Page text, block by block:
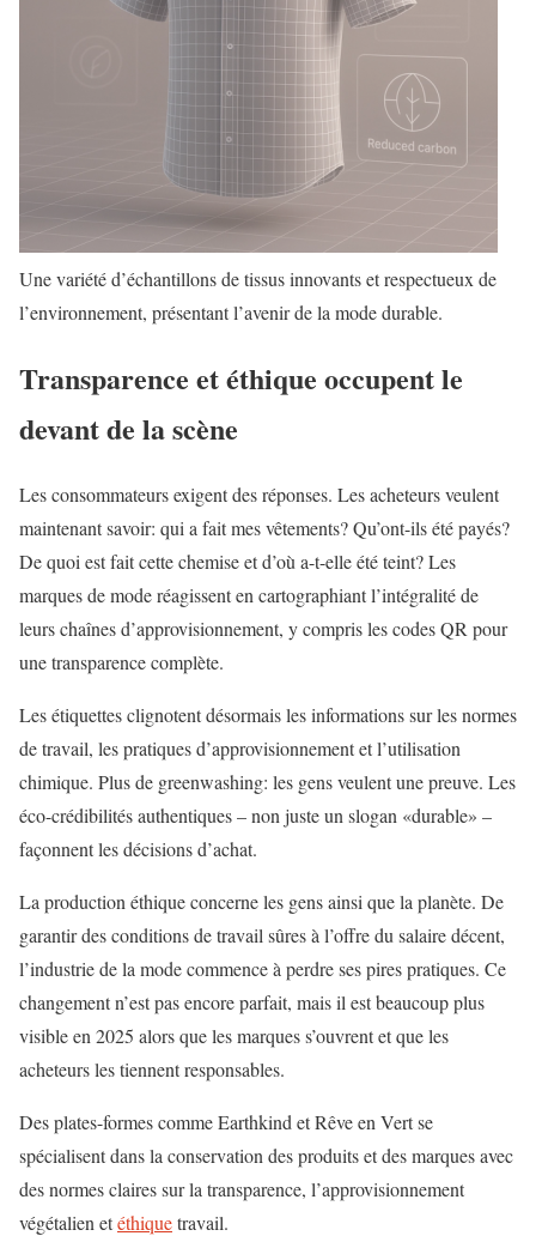
Une variété d’échantillons de tissus innovants et respectueux de
l’environnement, présentant l’avenir de la mode durable.
Transparence et éthique occupent le
devant de la scène
Les consommateurs exigent des réponses. Les acheteurs veulent
maintenant savoir: qui a fait mes vêtements? Qu’ont-ils été payés?
De quoi est fait cette chemise et d’où a-t-elle été teint? Les
marques de mode réagissent en cartographiant l’intégralité de
leurs chaînes d’approvisionnement, y compris les codes QR pour
une transparence complète.
Les étiquettes clignotent désormais les informations sur les normes
de travail, les pratiques d’approvisionnement et l’utilisation
chimique. Plus de greenwashing: les gens veulent une preuve. Les
éco-crédibilités authentiques – non juste un slogan «durable» –
façonnent les décisions d’achat.
La production éthique concerne les gens ainsi que la planète. De
garantir des conditions de travail sûres à l’offre du salaire décent,
l’industrie de la mode commence à perdre ses pires pratiques. Ce
changement n’est pas encore parfait, mais il est beaucoup plus
visible en 2025 alors que les marques s’ouvrent et que les
acheteurs les tiennent responsables.
Des plates-formes comme Earthkind et Rêve en Vert se
spécialisent dans la conservation des produits et des marques avec
des normes claires sur la transparence, l’approvisionnement
végétalien etéthiquetravail.